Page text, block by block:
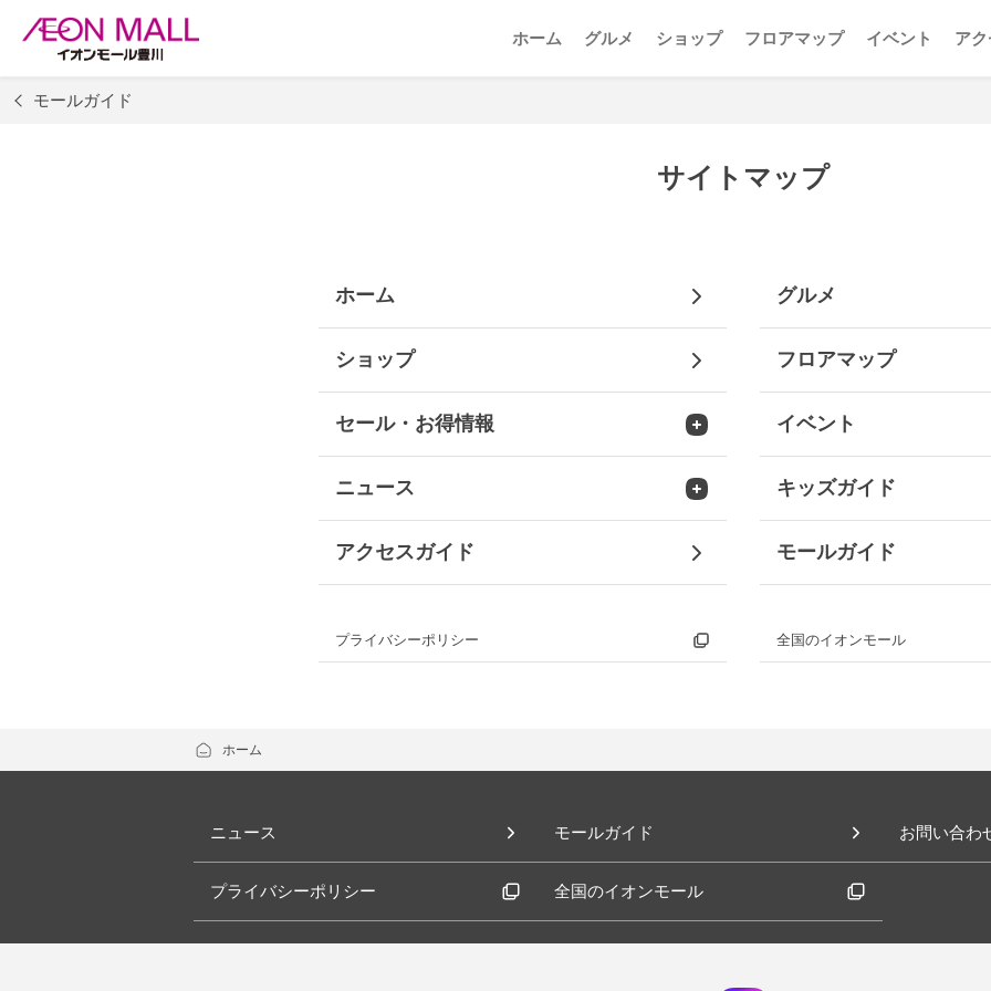
ホーム グルメ ショップ フロアマップ イベント ア
モールガイド
サイトマップ
ホーム グルメ
ショップ フロアマップ
セール・お得情報
セール・お得情報TOP
- お客さま感謝デー
イベント
ニュース
ニュースTOP
- 新店・閉店・リニューアル
キッズガイド
アクセスガイド モールガイド
プライバシーポリシー 全国のイオンモール
ホーム
ニュース モールガイド お問い合わ
プライバシーポリシー 全国のイオンモール